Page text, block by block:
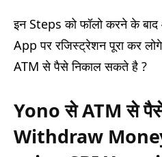
इन Steps को फॉलो करने के
App पर रजिस्ट्रेशन पूरा कर
ATM से पैसे निकाल सकते है ?
Yonoसे ATMसे
Withdraw